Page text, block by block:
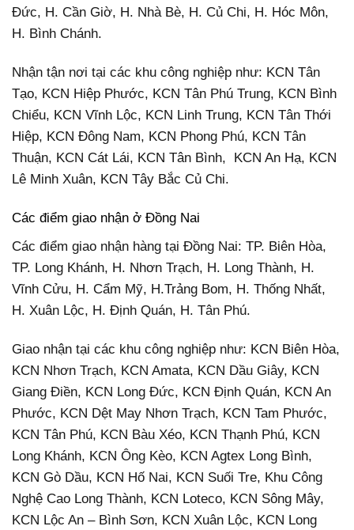
Đức, H. Cần Giờ, H. Nhà Bè, H. Củ Chi, H. Hóc Môn,
H. Bình Chánh.
Nhận tận nơi tại các khu công nghiệp như: KCN Tân
Tạo, KCN Hiệp Phước, KCN Tân Phú Trung, KCN Bình
Chiểu, KCN Vĩnh Lộc, KCN Linh Trung, KCN Tân Thới
Hiệp, KCN Đông Nam, KCN Phong Phú, KCN Tân
Thuận, KCN Cát Lái, KCN Tân Bình, KCN An Hạ, KCN
Lê Minh Xuân, KCN Tây Bắc Củ Chi.
Các điểm giao nhận ở Đồng Nai
Các điểm giao nhận hàng tại Đồng Nai: TP. Biên Hòa,
TP. Long Khánh, H. Nhơn Trạch, H. Long Thành, H.
Vĩnh Cửu, H. Cẩm Mỹ, H.Trảng Bom, H. Thống Nhất,
H. Xuân Lộc, H. Định Quán, H. Tân Phú.
Giao nhận tại các khu công nghiệp như: KCN Biên Hòa,
KCN Nhơn Trạch, KCN Amata, KCN Dầu Giây, KCN
Giang Điền, KCN Long Đức, KCN Định Quán, KCN An
Phước, KCN Dệt May Nhơn Trạch, KCN Tam Phước,
KCN Tân Phú, KCN Bàu Xéo, KCN Thạnh Phú, KCN
Long Khánh, KCN Ông Kèo, KCN Agtex Long Bình,
KCN Gò Dầu, KCN Hố Nai, KCN Suối Tre, Khu Công
Nghệ Cao Long Thành, KCN Loteco, KCN Sông Mây,
KCN Lộc An – Bình Sơn, KCN Xuân Lộc, KCN Long